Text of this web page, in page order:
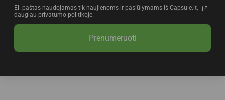
El. paštas naudojamas tik naujienoms ir pasiūlymams iš Capsule.lt,
daugiau privatumo politikoje.
Prenumeruoti